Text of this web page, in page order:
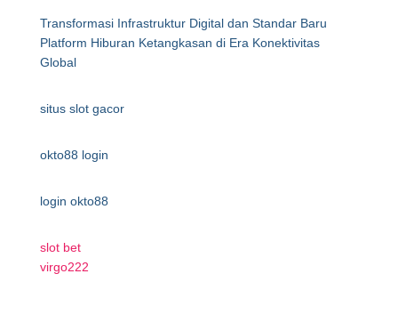
Transformasi Infrastruktur Digital dan Standar Baru
Platform Hiburan Ketangkasan di Era Konektivitas
Global
situs slot gacor
okto88 login
login okto88
slot bet
virgo222